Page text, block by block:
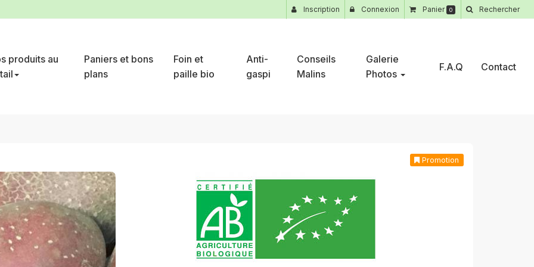
produits au
Paniers et bons
plans
Foin et
paille bio
Anti-
gaspi
Conseils
Malins
Galerie
Photos
F.A.Q Contact
Promotion
Inscription Connexion Panier 0 Rechercher